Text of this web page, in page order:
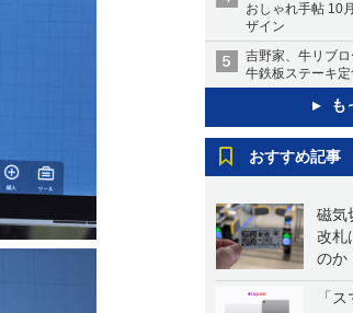
おしゃれ手帖 10
ザイン
吉野家、牛リブ
牛鉄板ステーキ
も
おすすめ記事
磁気
改札
のか
「